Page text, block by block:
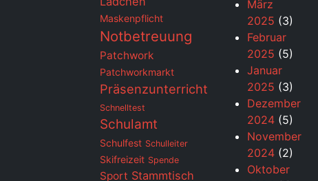
Maskenpflicht
Notbetreuung
Patchwork
Patchworkmarkt
Präsenzunterricht
Schnelltest
Schulamt
Schulfest Schulleiter
Skifreizeit Spende
Sport Stammtisch
März
2025 (3)
Februar
2025 (5)
Januar
2025 (3)
Dezember
2024(5)
November
2024(2)
Oktober